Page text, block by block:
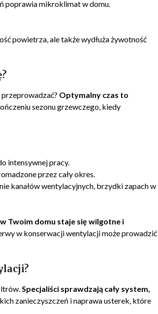
poprawia mikroklimat w domu.
powietrza, ale także wydłuża żywotność
Optymalny czas to
sezonu grzewczego, kiedy
intensywnej pracy.
przez cały okres.
kanałów wentylacyjnych, brzydki zapach w
Twoim domu staje się wilgotne i
w konserwacji wentylacji może prowadzić
Specjaliści sprawdzają cały system,
zanieczyszczeń i naprawa usterek, które